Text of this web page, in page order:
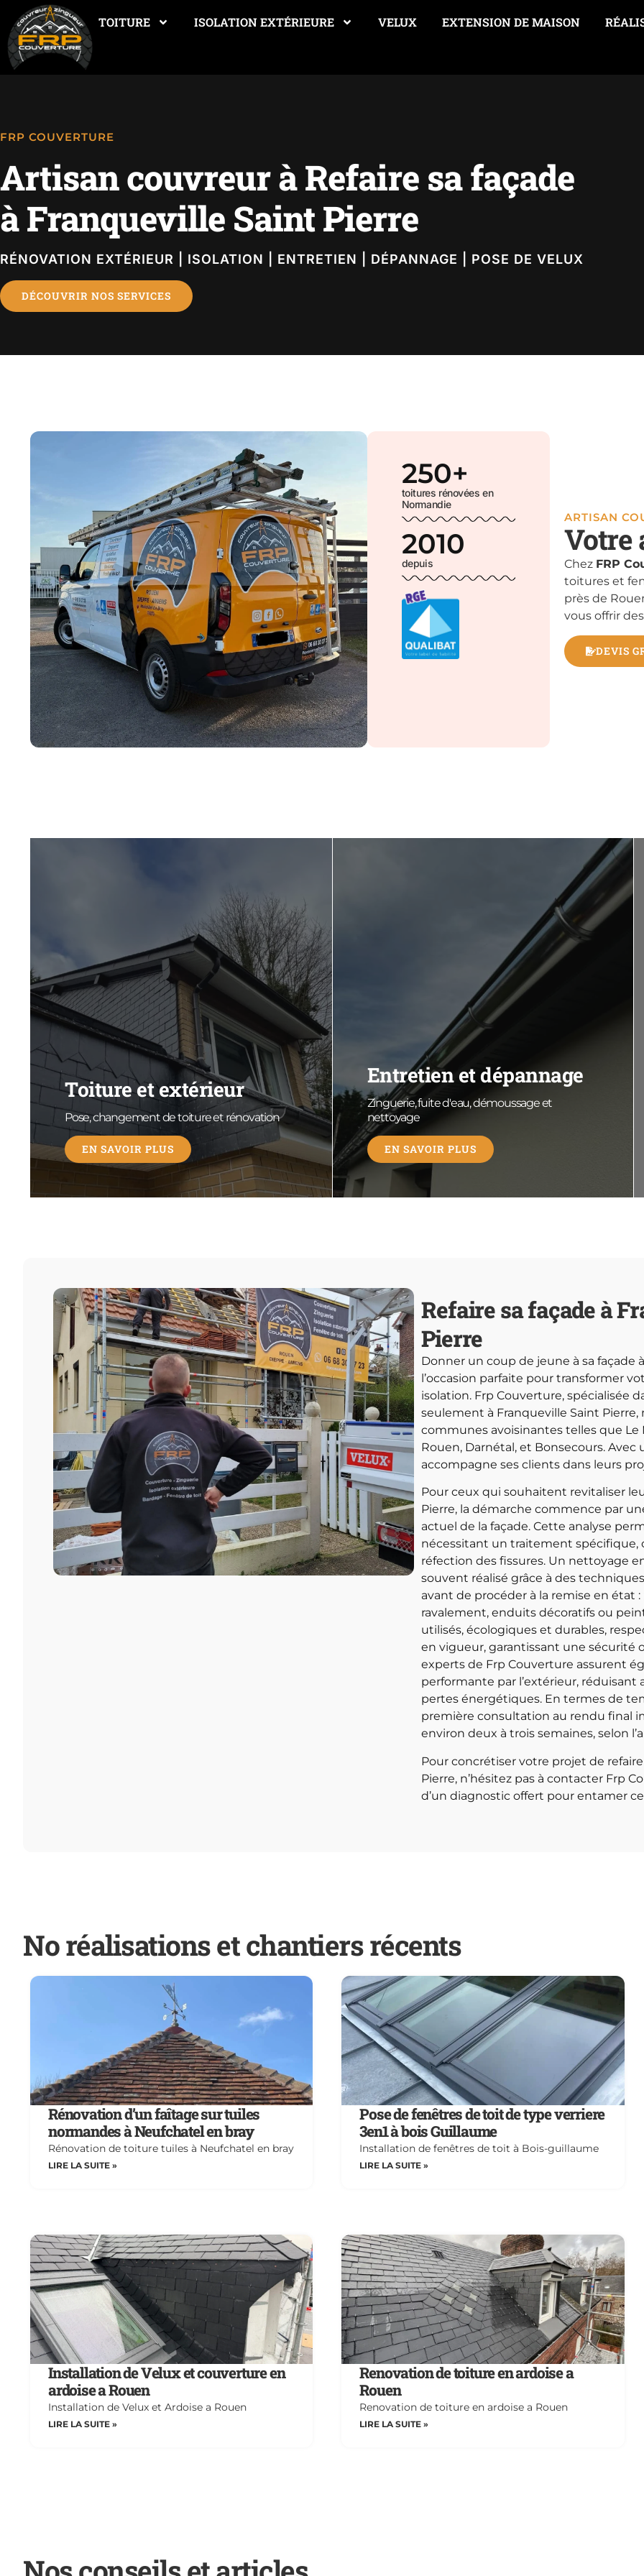
TOITURE ISOLATION EXTÉRIEURE VELUX EXTENSION DE MAISON
FRP COUVERTURE
Artisan couvreur à Refaire sa façade
à Franqueville Saint Pierre
RÉNOVATION EXTÉRIEUR | ISOLATION | ENTRETIEN | DÉPANNAGE | POSE DE VELUX
DÉCOUVRIR NOS SERVICES
toitures rénovées en
Normandie
250+
depuis
2010
ARTISAN
Votre
Chez FRP
toitures et
près de
vous offrir
DEVIS
Toiture et extérieur
Pose, changement de toiture et rénovation
EN SAVOIR PLUS
Entretien et dépannage
Zinguerie, fuite d'eau, démoussage et
nettoyage
EN SAVOIR PLUS
Refaire sa façade à
Pierre
Donner un coup de jeune à sa façade
l’occasion parfaite pour transformer
isolation. Frp Couverture, spécialisée
seulement à Franqueville Saint Pierre,
communes avoisinantes telles que Le
Rouen, Darnétal, et Bonsecours.
accompagne ses clients dans leurs
Pour ceux qui souhaitent revitaliser
Pierre, la démarche commence par
actuel de la façade. Cette analyse
nécessitant un traitement spécifique,
réfection des fissures. Un nettoyage
souvent réalisé grâce à des
avant de procéder à la remise en état
ravalement, enduits décoratifs ou
utilisés, écologiques et durables,
en vigueur, garantissant une sécurité
experts de Frp Couverture assurent
performante par l’extérieur, réduisant
pertes énergétiques. En termes de
première consultation au rendu final
environ deux à trois semaines, selon
Pour concrétiser votre projet de
Pierre, n’hésitez pas à contacter Frp
d’un diagnostic offert pour entamer
No réalisations et chantiers récents
Rénovation d’un faîtage sur tuiles
normandes à Neufchatel en bray
Rénovation de toiture tuiles à Neufchatel en bray
LIRE LA SUITE »
Pose de fenêtres de toit de type verriere
3en1 à bois Guillaume
Installation de fenêtres de toit à Bois-guillaume
LIRE LA SUITE »
Installation de Velux et couverture en
ardoise a Rouen
Installation de Velux et Ardoise a Rouen
LIRE LA SUITE »
Renovation de toiture en ardoise a
Rouen
Renovation de toiture en ardoise a Rouen
LIRE LA SUITE »